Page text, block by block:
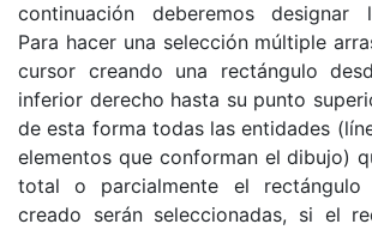
continuación deberemos designar
Para hacer una selección múltiple
cursor creando una rectángulo
inferior derecho hasta su punto
de esta forma todas las entidades
elementos que conforman el dibujo)
total o parcialmente el rectángulo
creado serán seleccionadas, si el